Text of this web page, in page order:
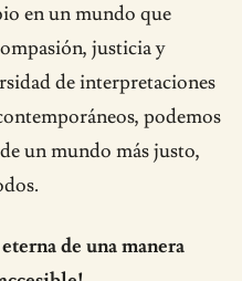
en un mundo que
justicia y
de interpretaciones
podemos
un mundo más justo,
de una manera